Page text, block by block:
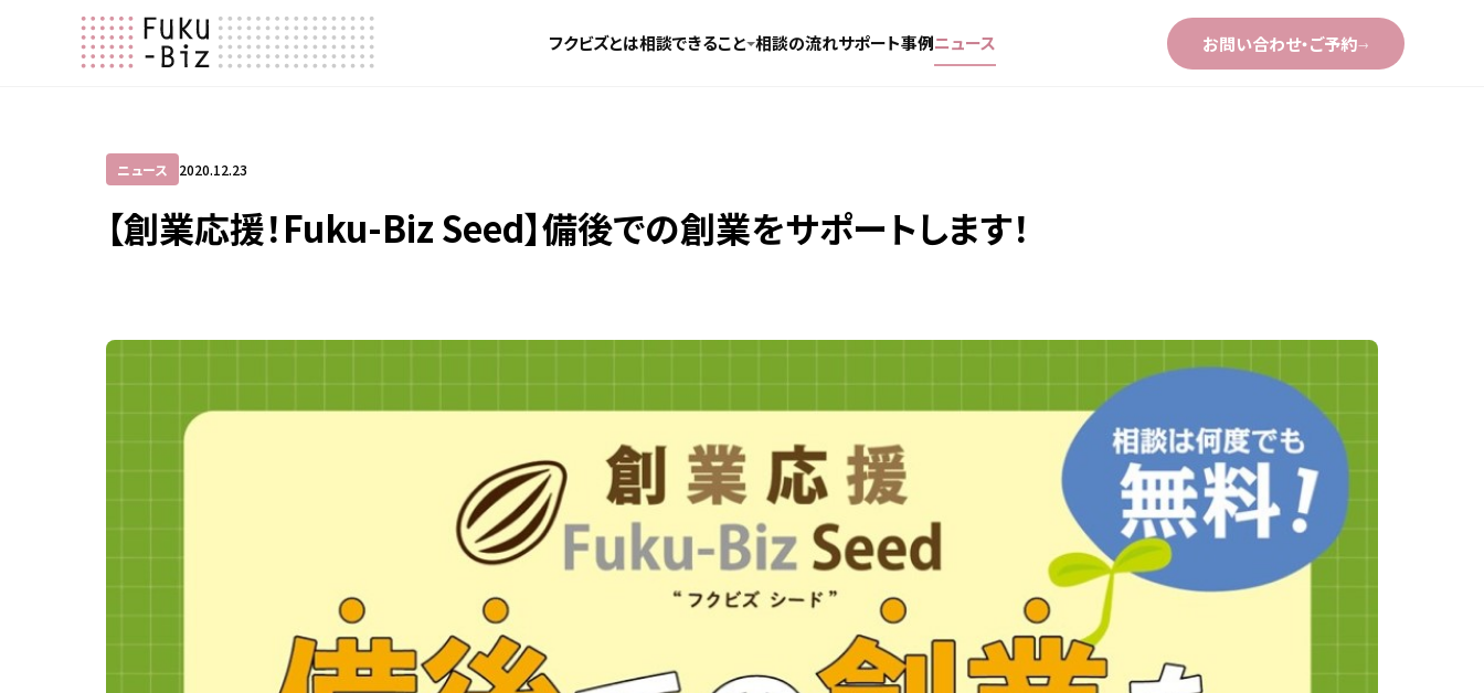
フクビズとは相談できること 相談の流れサポート事例ニュース お問い合わせ・ご予約→
ニュース 2020.12.23
【創業応援！Fuku-Biz Seed】備後での創業をサポートします！